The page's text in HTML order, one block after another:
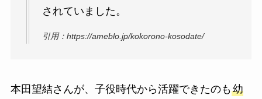
されていました。
引用：https://ameblo.jp/kokorono-kosodate/
本田望結さんが、子役時代から活躍できたのも幼